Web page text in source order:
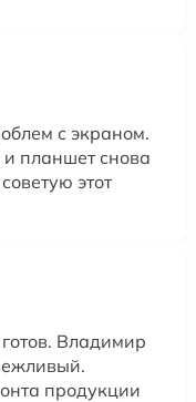
с экраном.
планшет снова
этот
Владимир
продукции